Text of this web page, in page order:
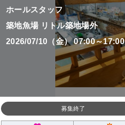
ホールスタッフ
築地魚場 リトル築地場外
2026/07/10（金） 07:00～17:00
募集終了